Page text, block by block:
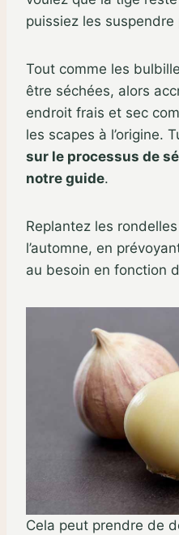
puissiez les suspendre
Tout comme les
être séchées, alors
endroit frais et sec
les scapes à l’origine.
sur le processus de
notre guide.
Replantez les
l’automne, en
au besoin en fonction
Cela peut prendre de